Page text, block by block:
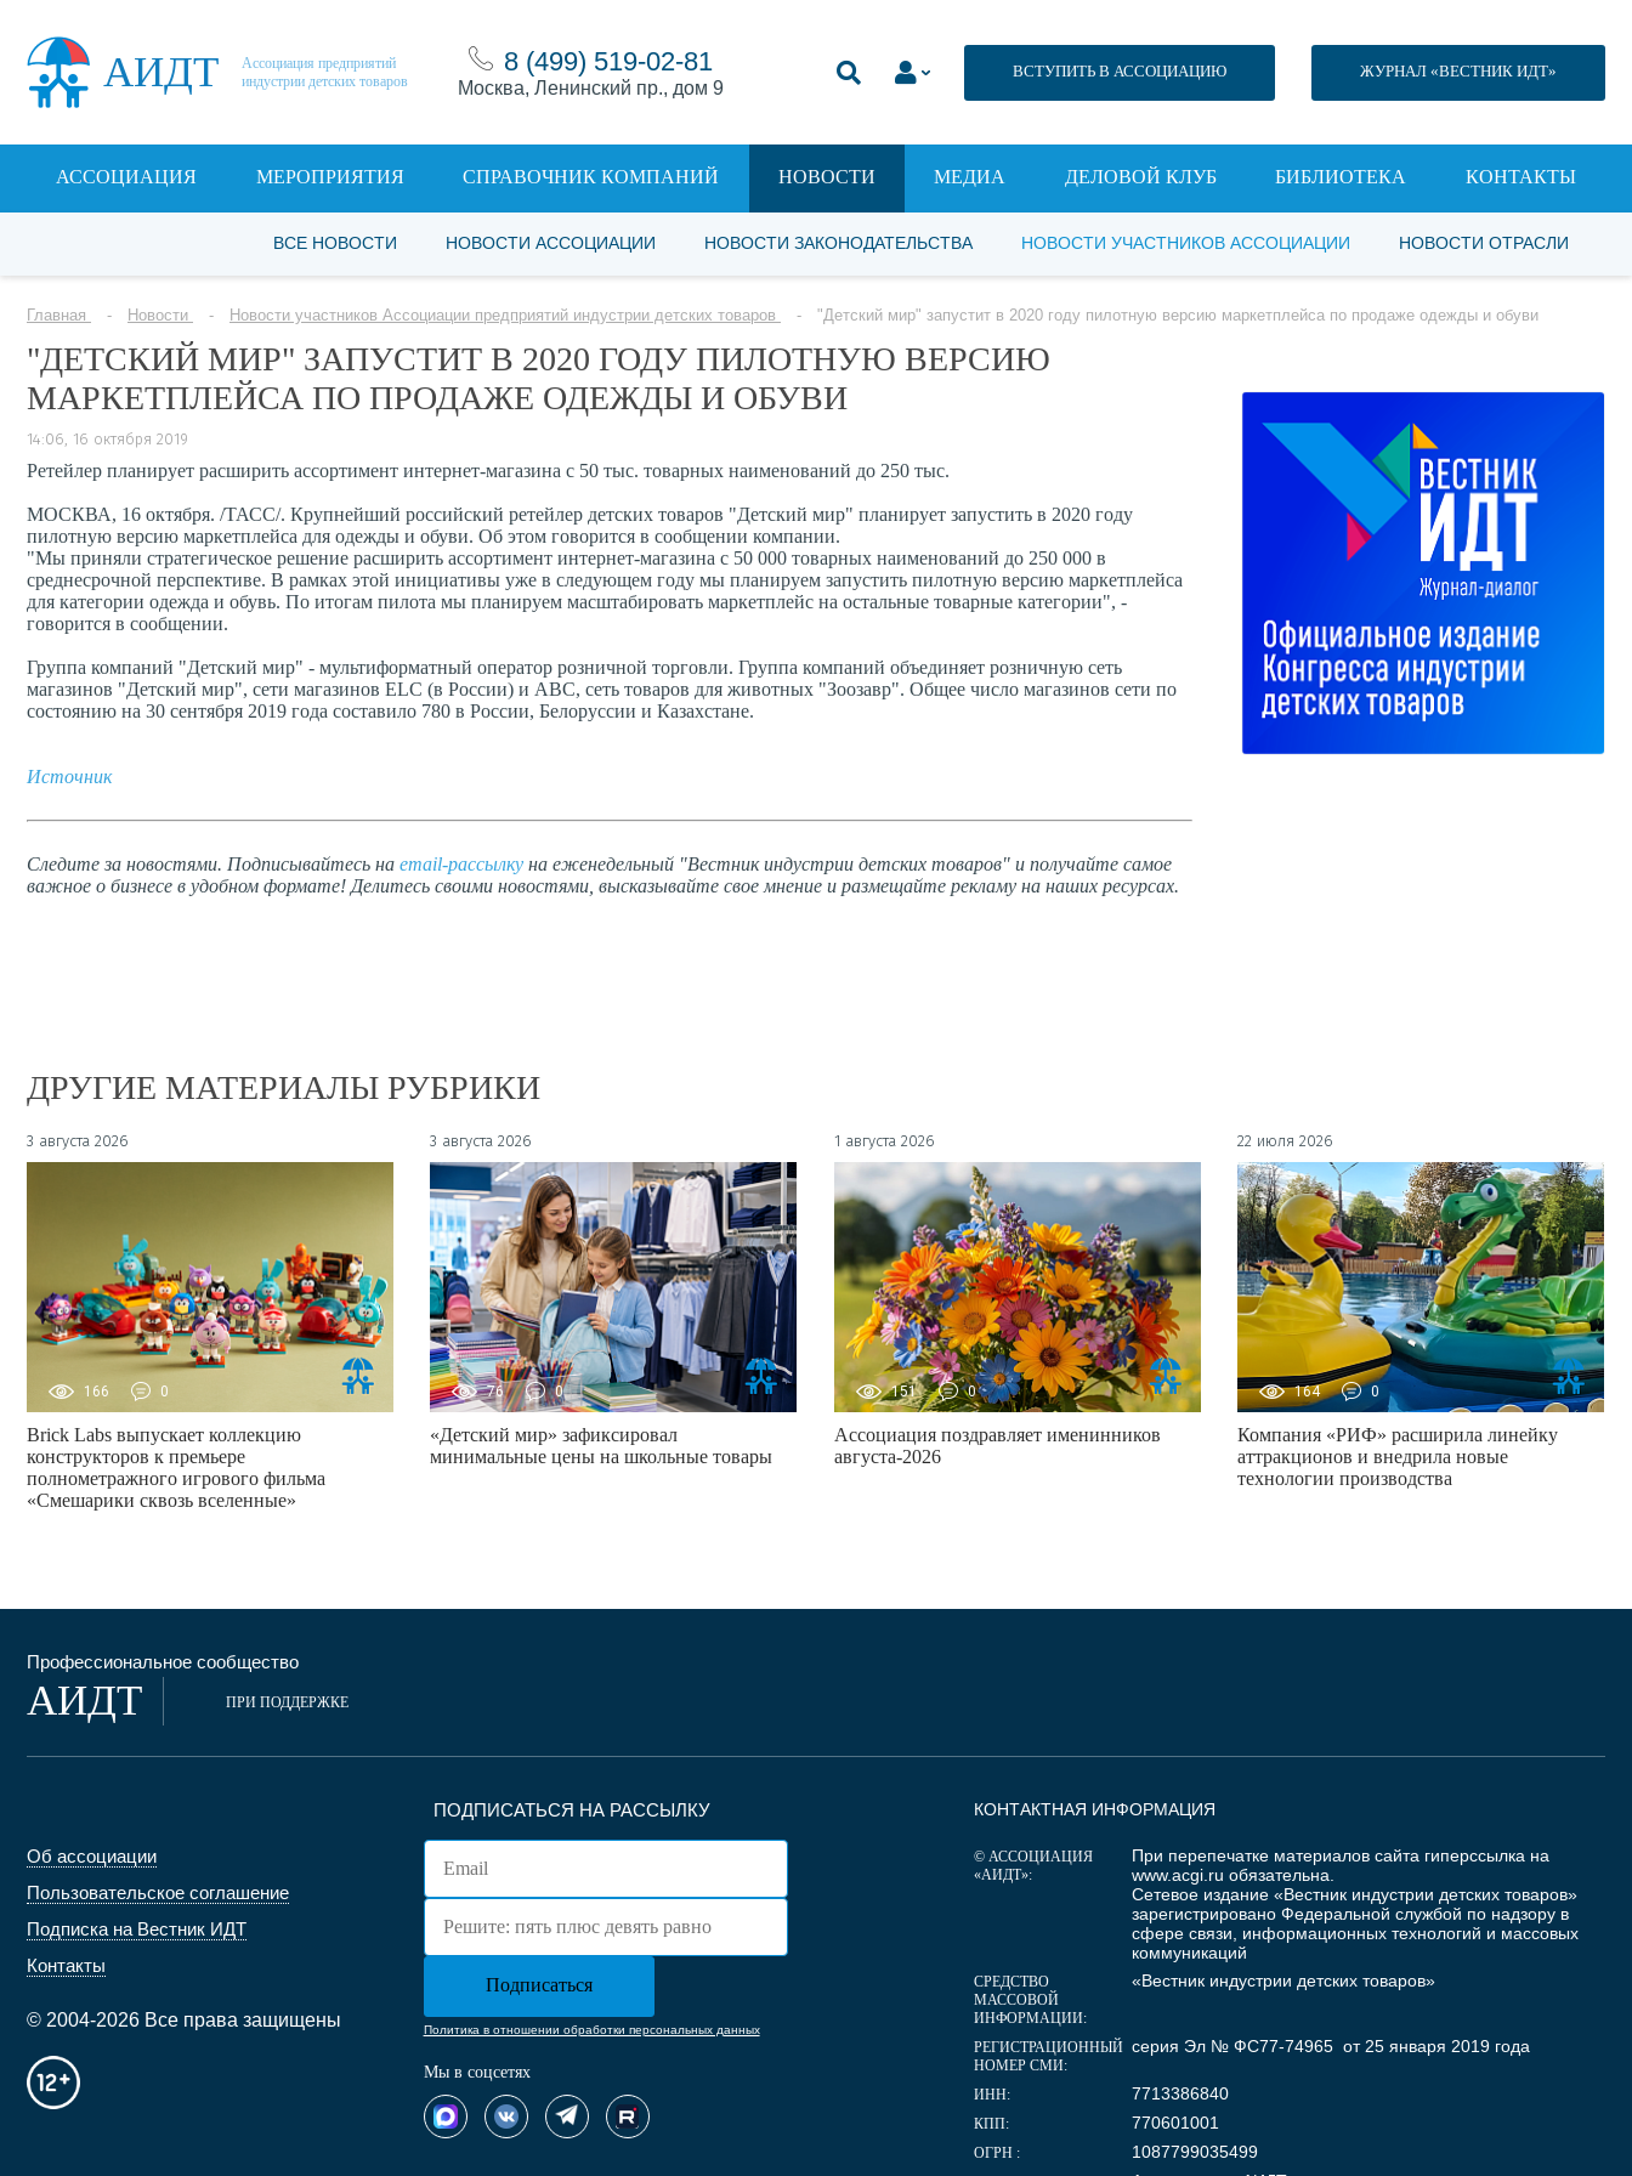
АИДТ
Ассоциация предприятий
индустрии детских товаров
8 (499) 519-02-81
Москва, Ленинский пр., дом 9
ВСТУПИТЬ В АССОЦИАЦИЮ ЖУРНАЛ «ВЕСТНИК ИДТ»
АССОЦИАЦИЯ МЕРОПРИЯТИЯ СПРАВОЧНИК КОМПАНИЙ НОВОСТИ МЕДИА ДЕЛОВОЙ КЛУБ БИБЛИОТЕКА КОНТАКТЫ
ВСЕ НОВОСТИ НОВОСТИ АССОЦИАЦИИ НОВОСТИ ЗАКОНОДАТЕЛЬСТВА НОВОСТИ УЧАСТНИКОВ АССОЦИАЦИИ НОВОСТИ ОТРАСЛИ
Главная Новости Новости участников Ассоциации предприятий индустрии детских товаров "Детский мир" запустит в 2020 году пилотную версию маркетплейса по продаже одежды и обуви
"ДЕТСКИЙ МИР" ЗАПУСТИТ В 2020 ГОДУ ПИЛОТНУЮ ВЕРСИЮ
МАРКЕТПЛЕЙСА ПО ПРОДАЖЕ ОДЕЖДЫ И ОБУВИ
14:06, 16 октября 2019
Ретейлер планирует расширить ассортимент интернет-магазина с 50 тыс. товарных наименований до 250 тыс.
МОСКВА, 16 октября. /ТАСС/. Крупнейший российский ретейлер детских товаров "Детский мир" планирует запустить в 2020 году
пилотную версию маркетплейса для одежды и обуви. Об этом говорится в сообщении компании.
"Мы приняли стратегическое решение расширить ассортимент интернет-магазина с 50 000 товарных наименований до 250 000 в
среднесрочной перспективе. В рамках этой инициативы уже в следующем году мы планируем запустить пилотную версию маркетплейса
для категории одежда и обувь. По итогам пилота мы планируем масштабировать маркетплейс на остальные товарные категории", -
говорится в сообщении.
Группа компаний "Детский мир" - мультиформатный оператор розничной торговли. Группа компаний объединяет розничную сеть
магазинов "Детский мир", сети магазинов ELC (в России) и ABC, сеть товаров для животных "Зоозавр". Общее число магазинов сети по
состоянию на 30 сентября 2019 года составило 780 в России, Белоруссии и Казахстане.
Источник
Следите за новостями. Подписывайтесь на email-рассылку на еженедельный "Вестник индустрии детских товаров" и получайте самое
важное о бизнесе в удобном формате! Делитесь своими новостями, высказывайте свое мнение и размещайте рекламу на наших ресурсах.
ДРУГИЕ МАТЕРИАЛЫ РУБРИКИ
3 августа 2026
166 0
Brick Labs выпускает коллекцию
конструкторов к премьере
полнометражного игрового фильма
«Смешарики сквозь вселенные»
3 августа 2026
76 0
«Детский мир» зафиксировал
минимальные цены на школьные товары
1 августа 2026
151 0
Ассоциация поздравляет именинников
августа-2026
22 июля 2026
164 0
Компания «РИФ» расширила линейку
аттракционов и внедрила новые
технологии производства
Профессиональное сообщество
АИДТ ПРИ ПОДДЕРЖКЕ
Об ассоциации
Пользовательское соглашение
Подписка на Вестник ИДТ
Контакты
© 2004-2026 Все права защищены
ПОДПИСАТЬСЯ НА РАССЫЛКУ
Политика в отношении обработки персональных данных
Мы в соцсетях
КОНТАКТНАЯ ИНФОРМАЦИЯ
© АССОЦИАЦИЯ
«АИДТ»:
При перепечатке материалов сайта гиперссылка на
www.acgi.ru обязательна.
Сетевое издание «Вестник индустрии детских товаров»
зарегистрировано Федеральной службой по надзору в
сфере связи, информационных технологий и массовых
коммуникаций
СРЕДСТВО
МАССОВОЙ
ИНФОРМАЦИИ:
«Вестник индустрии детских товаров»
РЕГИСТРАЦИОННЫЙ
НОМЕР СМИ:
серия Эл № ФС77-74965 от 25 января 2019 года
ИНН: 7713386840
КПП: 770601001
ОГРН : 1087799035499